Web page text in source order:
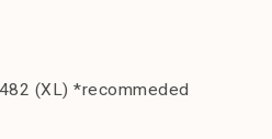
(XL) *recommeded